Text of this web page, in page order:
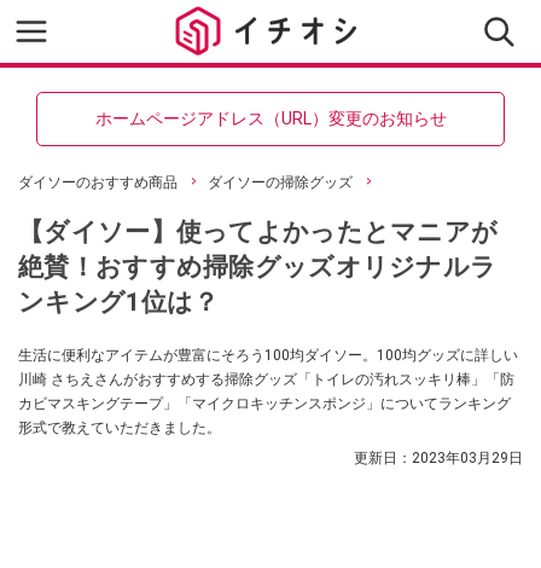
ホームページアドレス（URL）変更のお知らせ
ダイソーのおすすめ商品 ダイソーの掃除グッズ
【ダイソー】使ってよかったとマニアが
絶賛！おすすめ掃除グッズオリジナルラ
ンキング1位は？
生活に便利なアイテムが豊富にそろう100均ダイソー。100均グッズに詳しい
川崎 さちえさんがおすすめする掃除グッズ「トイレの汚れスッキリ棒」「防
カビマスキングテープ」「マイクロキッチンスポンジ」についてランキング
形式で教えていただきました。
更新日： 2023年03月29日